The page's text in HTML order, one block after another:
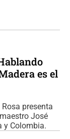
es el
presenta
José
y Colombia.